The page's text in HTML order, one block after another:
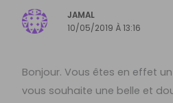
JAMAL
10/05/2019 À 13:16
Bonjour. Vous êtes en effet
vous souhaite une belle et